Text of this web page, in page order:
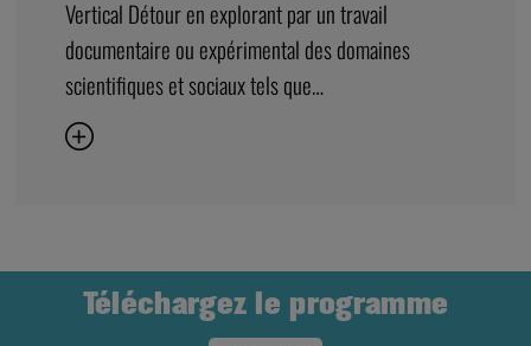
Vertical Détour en explorant par un travail
documentaire ou expérimental des domaines
scientifiques et sociaux tels que…
Téléchargez le programme